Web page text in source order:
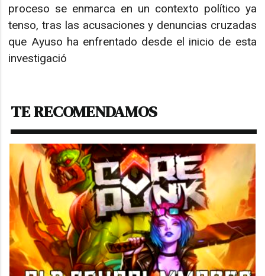
proceso se enmarca en un contexto político ya
tenso, tras las acusaciones y denuncias cruzadas
que Ayuso ha enfrentado desde el inicio de esta
investigació
TE RECOMENDAMOS